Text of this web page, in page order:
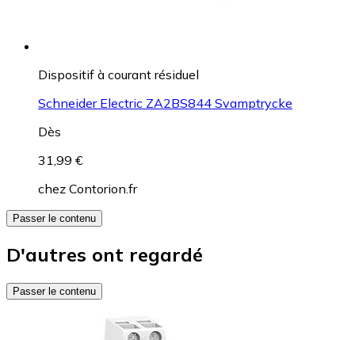
Dispositif à courant résiduel
Schneider Electric ZA2BS844 Svamptrycke
Dès
31,99 €
chez Contorion.fr
Passer le contenu
D'autres ont regardé
Passer le contenu